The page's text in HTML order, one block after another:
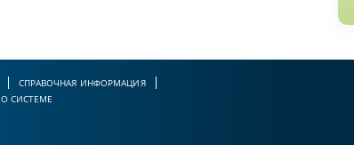
СПРАВОЧНАЯ ИНФОРМАЦИЯ
О СИСТЕМЕ